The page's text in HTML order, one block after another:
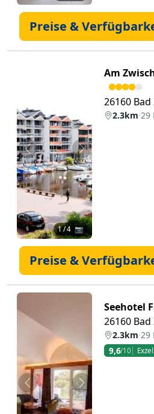
Preise &
Zurück Weiter
1/ 4 📷
Am
26160
2.3km·29
Preise &
Zurück Weiter
Seehotel
26160
2.3km·29
9,6/10